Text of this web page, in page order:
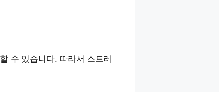
수 있습니다. 따라서 스트레